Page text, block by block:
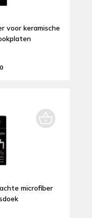
voor keramische
microfiber